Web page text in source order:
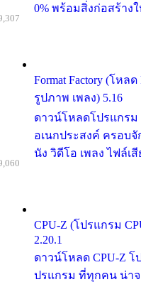
0% พร้อมสิ่งก่อสร้าง
Format Factory (โหล
รูปภาพ เพลง) 5.16
ดาวน์โหลดโปรแกรม
อเนกประสงค์ ครอบ
นัง วิดีโอ เพลง ไฟล์เ
CPU-Z (โปรแกรม
2.20.1
ดาวน์โหลด CPU-Z โ
ปรแกรม ที่ทุกคน น่าจ